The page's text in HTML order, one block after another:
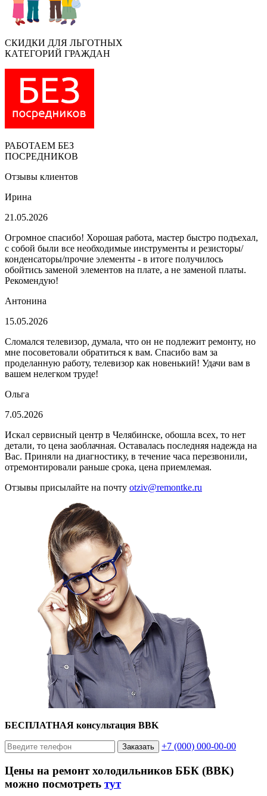
СКИДКИ ДЛЯ ЛЬГОТНЫХ
КАТЕГОРИЙ ГРАЖДАН
РАБОТАЕМ БЕЗ
ПОСРЕДНИКОВ
Отзывы клиентов
Ирина
21.05.2026
Огромное спасибо! Хорошая работа, мастер быстро подъехал,
с собой были все необходимые инструменты и резисторы/
конденсаторы/прочие элементы - в итоге получилось
обойтись заменой элементов на плате, а не заменой платы.
Рекомендую!
Антонина
15.05.2026
Сломался телевизор, думала, что он не подлежит ремонту, но
мне посоветовали обратиться к вам. Спасибо вам за
проделанную работу, телевизор как новенький! Удачи вам в
вашем нелегком труде!
Ольга
7.05.2026
Искал сервисный центр в Челябинске, обошла всех, то нет
детали, то цена заоблачная. Оставалась последняя надежда на
Вас. Приняли на диагностику, в течение часа перезвонили,
отремонтировали раньше срока, цена приемлемая.
Отзывы присылайте на почту otziv@remontke.ru
БЕСПЛАТНАЯ консультация BBK
Заказать +7 (000) 000-00-00
Цены на ремонт холодильников ББК (BBK)
можно посмотреть тут